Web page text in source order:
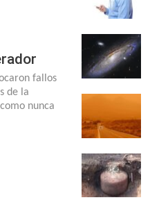
fallos
de la
nunca